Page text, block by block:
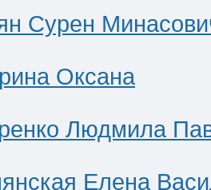
Сурен
Оксана
Людмила
Елена